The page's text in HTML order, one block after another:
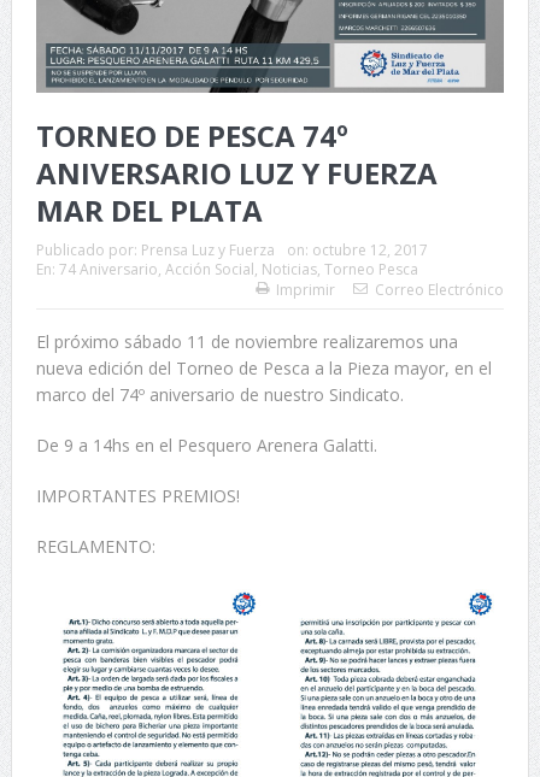
TORNEO DE PESCA 74º
ANIVERSARIO LUZ Y FUERZA
MAR DEL PLATA
Publicado por: Prensa Luz y Fuerza on: octubre 12, 2017
En: 74 Aniversario, Acción Social, Noticias, Torneo Pesca
Imprimir
Correo Electrónico
El próximo sábado 11 de noviembre realizaremos una
nueva edición del Torneo de Pesca a la Pieza mayor, en el
marco del 74º aniversario de nuestro Sindicato.
De 9 a 14hs en el Pesquero Arenera Galatti.
IMPORTANTES PREMIOS!
REGLAMENTO: